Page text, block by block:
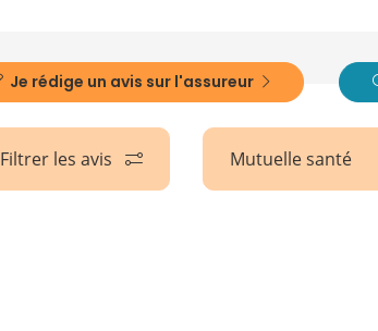
Je rédige un avis sur l'assureur
Filtrer les avis Mutuelle santé